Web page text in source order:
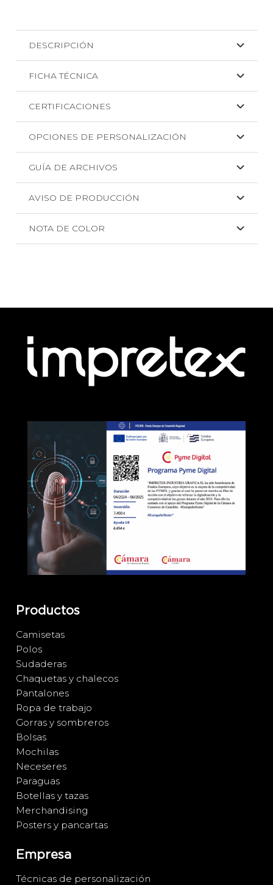
DESCRIPCIÓN
FICHA TÉCNICA
CERTIFICACIONES
OPCIONES DE PERSONALIZACIÓN
GUÍA DE ARCHIVOS
AVISO DE PRODUCCIÓN
NOTA DE COLOR
Productos
Camisetas
Polos
Sudaderas
Chaquetas y chalecos
Pantalones
Ropa de trabajo
Gorras y sombreros
Bolsas
Mochilas
Neceseres
Paraguas
Botellas y tazas
Merchandising
Posters y pancartas
Empresa
Técnicas de personalización